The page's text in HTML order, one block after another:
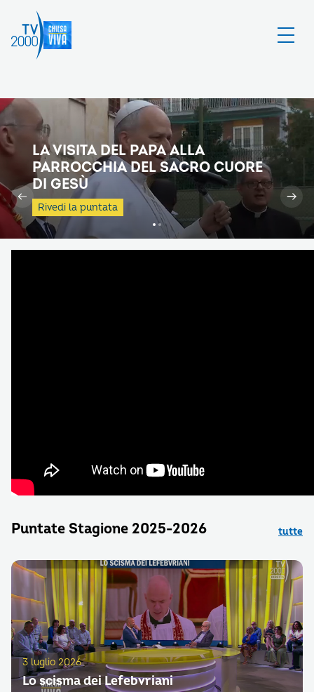
LA VISITA DEL PAPA ALLA
PARROCCHIA DEL SACRO CUORE
DI GESÙ
Rivedi la puntata
Puntate Stagione 2025-2026 tutte
3 luglio 2026
Lo scisma dei Lefebvriani